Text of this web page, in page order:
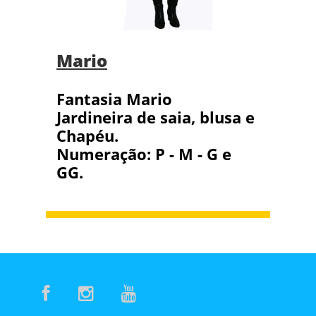
Mario
Fantasia Mario
Jardineira de saia, blusa e
Chapéu.
Numeração: P - M - G e
GG.